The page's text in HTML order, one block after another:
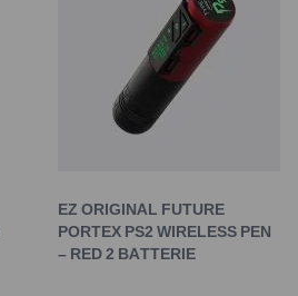
EZ ORIGINAL FUTURE
PORTEX PS2 WIRELESS PEN
– RED 2 BATTERIE